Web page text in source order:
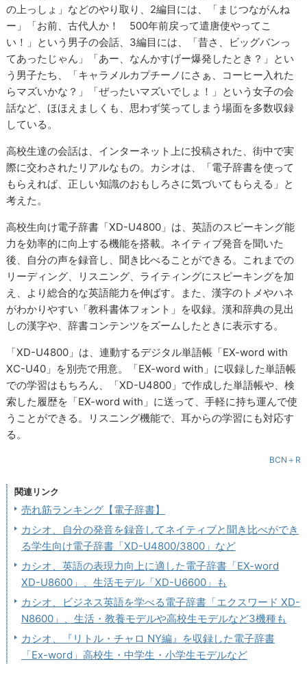
の上っしょ」などのやり取り、2編目には、「まじつながんね
ー」「お前、古代人か！ 500年前戻って遣唐使やってこ
い！」という男子の会話、3編目には、「昔さ、ビッグバンっ
てあったじゃん」「あー、なんかすげー爆発したとき？」とい
う男子たち、「キャラメルカプチーノにさぁ、コーヒー入れた
らマズいかな？」「ぜったいマズいでしょ！」という女子の会
話など、ほほえましくも、思わず笑ってしまう場面を多数収録
している。
高校生達の会話は、インターネット上に投稿された、街中で実
際に交わされたリアルなもの。カシオは、「電子辞書を使って
もらえれば、正しい知識のおもしろさに気づいてもらえる」と
考えた。
高校生向け電子辞書「XD-U4800」は、英語のスピーキング能
力を効率的に向上する機能を搭載。ネイティブ発音を聞いた
後、自分の声を録音し、聞き比べることができる。これまでの
リーディング、リスニング、ライティングにスピーキングを加
え、より総合的な英語能力を伸ばす。また、漢字のトメやハネ
がわかりやすい「教科書体フォント」を収録。漢和辞典の見出
しの漢字や、辞書コンテンツをズームしたときに表示する。
「XD-U4800」は、連動するデジタル単語帳「EX-word with
XC-U40」を別売で用意。「EX-word with」に収録した単語帳
での学習はもちろん、「XD-U4800」で作成した単語帳や、検
索した履歴を「EX-word with」に送って、手軽に持ち運んで使
うことができる。リスニング機能で、耳からの学習にも対応す
る。
BCN＋R
関連リンク
売れ筋ランキング【電子辞書】
カシオ、自分の発音を録音してネイティブと聞き比べができ
る学生向け電子辞書「XD-U4800/3800」など
カシオ、英語の表現力向上に適した電子辞書「EX-word
XD-U8600」、生活モデル「XD-U6600」も
カシオ、ビジネス英語を学べる電子辞書「エクスワード XD-
N8600」、生活・教養モデルや高校生モデルなど3機種も
カシオ、『リトル・チャロ NY編』を収録した電子辞書
「Ex-word」高校生・中学生・小学生モデルなど